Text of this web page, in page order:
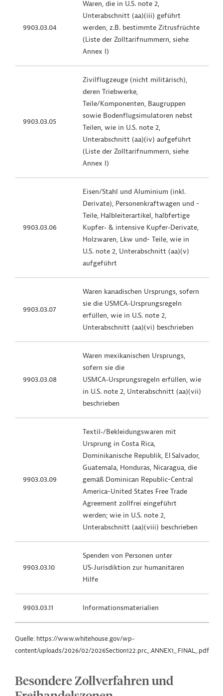
9903.03.04
Waren, die in U.S. note 2,
Unterabschnitt (aa)(iii) geführt
werden, z.B. bestimmte Zitrusfrüchte
(Liste der Zolltarifnummern, siehe
Annex I)
9903.03.05
Zivilflugzeuge (nicht militärisch),
deren Triebwerke,
Teile/Komponenten, Baugruppen
sowie Bodenflugsimulatoren nebst
Teilen, wie in U.S. note 2,
Unterabschnitt (aa)(iv) aufgeführt
(Liste der Zolltarifnummern, siehe
Annex I)
9903.03.06
Eisen/Stahl und Aluminium (inkl.
Derivate), Personenkraftwagen und -
Teile, Halbleiterartikel, halbfertige
Kupfer‑ & intensive Kupfer‑Derivate,
Holzwaren, Lkw und- Teile, wie in
U.S. note 2, Unterabschnitt (aa)(v)
aufgeführt
9903.03.07
Waren kanadischen Ursprungs, sofern
sie die USMCA‑Ursprungsregeln
erfüllen, wie in U.S. note 2,
Unterabschnitt (aa)(vi) beschrieben
9903.03.08
Waren mexikanischen Ursprungs,
sofern sie die
USMCA‑Ursprungsregeln erfüllen, wie
in U.S. note 2, Unterabschnitt (aa)(vii)
beschrieben
9903.03.09
Textil‑/Bekleidungswaren mit
Ursprung in Costa Rica,
Dominikanische Republik, El Salvador,
Guatemala, Honduras, Nicaragua, die
gemäß Dominican Republic-Central
America-United States Free Trade
Agreement zollfrei eingeführt
werden; wie in U.S. note 2,
Unterabschnitt (aa)(viii) beschrieben
9903.03.10
Spenden von Personen unter
US‑Jurisdiktion zur humanitären
Hilfe
9903.03.11 Informationsmaterialien
Quelle: https://www.whitehouse.gov/wp-
content/uploads/2026/02/2026Section122.prc_.ANNEX1_.FINAL_.pdf
Besondere Zollverfahren und